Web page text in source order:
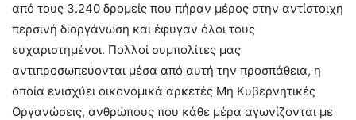
από τους 3.240 δρομείς που πήραν μέρος στην αντίστοιχη
περσινή διοργάνωση και έφυγαν όλοι τους
ευχαριστημένοι. Πολλοί συμπολίτες μας
αντιπροσωπεύονται μέσα από αυτή την προσπάθεια, η
οποία ενισχύει οικονομικά αρκετές Μη Κυβερνητικές
Οργανώσεις, ανθρώπους που κάθε μέρα αγωνίζονται με